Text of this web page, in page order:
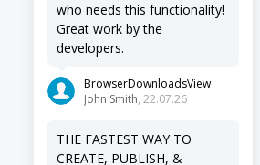
who needs this functionality!
Great work by the
developers.
BrowserDownloadsView
John Smith, 22.07.26
THE FASTEST WAY TO
CREATE, PUBLISH, &